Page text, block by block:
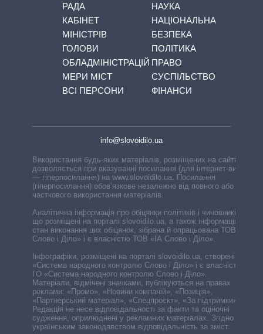
РАДА
КАБІНЕТ
МІНІСТРІВ
ГОЛОВИ
ОБЛАДМІНІСТРАЦІЙ
МЕРИ МІСТ
ВСІ ПЕРСОНИ
НАУКА
НАЦІОНАЛЬНА
БЕЗПЕКА
ПОЛІТИКА
ПРАВО
СУСПІЛЬСТВО
ФІНАНСИ
info@slovoidilo.ua
Використання будь-яких матеріалів, розміщених на сайті,
дозволяється при вказуванні посилання (для інтернет-видань
— гіперпосилання) на www.slovoidilo.ua. Посилання
(гіперпосилання) обов’язкове незалежно від повного або
часткового використання матеріалів.
Аналітична інформація про обіцянки політиків і чиновників,
що розміщені на порталі slovoidilo.ua, а також інформація про
стан виконання цих обіцянок, зібрана й опрацьована ТОВ «ІА
Слово і Діло» і є власністю ТОВ «ІА Слово і Діло».
Інфографіки, розміщені на порталі slovoidilo.ua, створені ГО
«Система народного контролю Слово і Діло» і є власністю
ГО «Система народного контролю Слово і Діло».
Матеріали, відмічені значками, публікуються на правах
реклами: «Промо», «Новини компаній», «Позиція»,
«Партнерський матеріал», «Спецпроєкт», «За підтримки».
Редакція не несе відповідальності за факти та оціночні
судження, оприлюднені у рекламних матеріалах. Згідно з
українським законодавством відповідальність за зміст